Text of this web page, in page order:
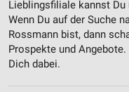
Lieblingsfiliale kannst Du
Wenn Du auf der Suche
Rossmann bist, dann
Prospekte und
Dich dabei.